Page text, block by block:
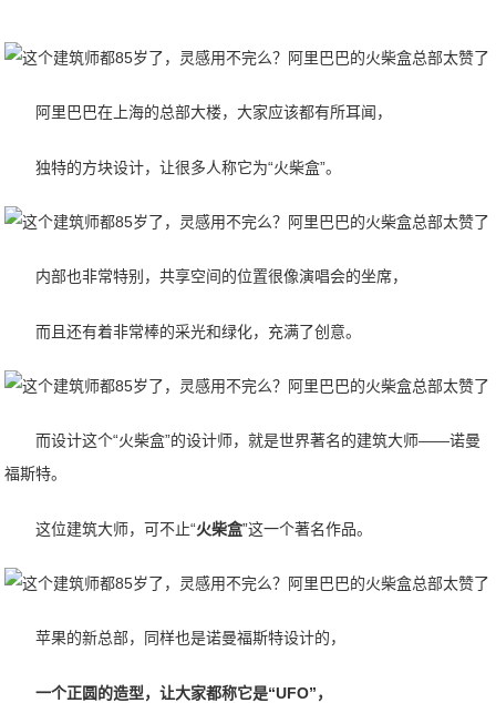
阿里巴巴在上海的总部大楼，大家应该都有所耳闻，
独特的方块设计，让很多人称它为“火柴盒”。
内部也非常特别，共享空间的位置很像演唱会的坐席，
而且还有着非常棒的采光和绿化，充满了创意。
而设计这个“火柴盒”的设计师，就是世界著名的建筑大师——诺曼
福斯特。
这位建筑大师，可不止“火柴盒”这一个著名作品。
苹果的新总部，同样也是诺曼福斯特设计的，
一个正圆的造型，让大家都称它是“UFO”，